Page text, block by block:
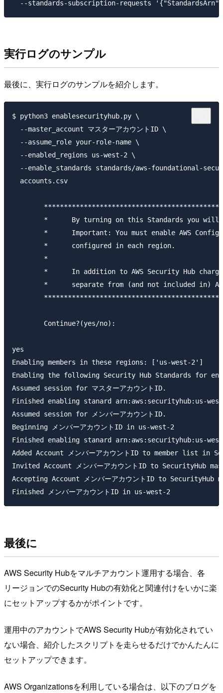
実行ログのサンプル
最後に、実行ログのサンプルを紹介します。
$ python3 enablesecurityhub.py \
  --master_account マスターアカウントID \
  --assume_role your-role-name \
  --enabled_regions us-west-2 \
--enable_standards standards/aws-foundational-
  accounts.csv
*      By turning on this Standards you
*      Important: You must enable AWS
*      configured in each region.
*
*      In addition to AWS Security Hub
*      separate from (and not included in)
        Continue?(yes/no):
yes
Enabling members in these regions: ['us-west-2']
Enabling the following Security Hub Standards for
Assumed session for マスターアカウントID.
Finished enabling stanard arn:aws:securityhub:us-
Assumed session for メンバーアカウントID.
Beginning メンバーアカウントID in us-west-2
Finished enabling stanard arn:aws:securityhub:us-
Added Account メンバーアカウントID to member list in
Invited Account メンバーアカウントID to SecurityHub
Accepting Account メンバーアカウントID to
最後に
AWS Security Hubをマルチアカウント運用する場合、各
リージョンでのSecurity Hubの有効化と関連付けをいかに楽
にセットアップするかがポイントです。
運用中のアカウントでAWS Security Hubが有効化されてい
ない場合、紹介したスクリプトを走らせるだけでかんたんに
セットアップできます。
AWS Organizationsを利用している場合は、以下のブログを